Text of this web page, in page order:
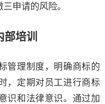
申请的风险。
培训
管理制度，明确商标的
，定期对员工进行商标
识和法律意识。通过加